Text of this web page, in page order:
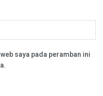
saya pada peramban ini